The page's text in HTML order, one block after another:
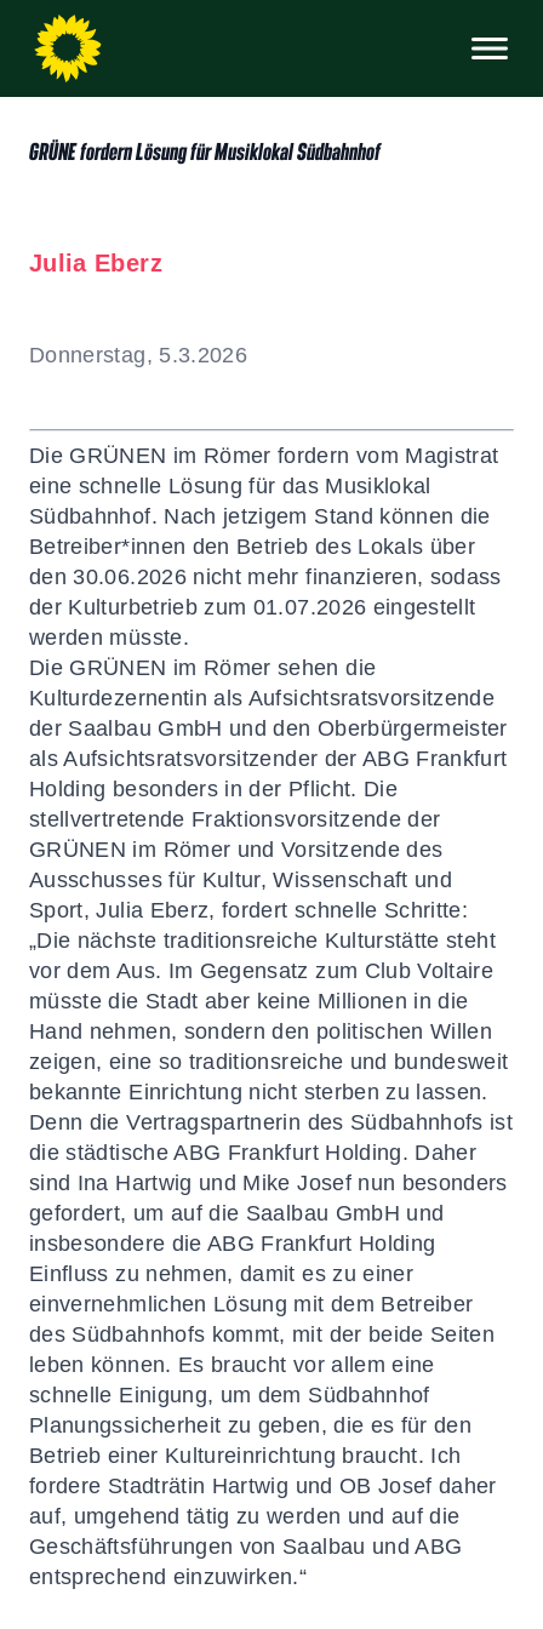
GRÜNE fordern Lösung für Musiklokal Südbahnhof
Julia Eberz
Donnerstag, 5.3.2026
Die GRÜNEN im Römer fordern vom Magistrat
eine schnelle Lösung für das Musiklokal
Südbahnhof. Nach jetzigem Stand können die
Betreiber*innen den Betrieb des Lokals über
den 30.06.2026 nicht mehr finanzieren, sodass
der Kulturbetrieb zum 01.07.2026 eingestellt
werden müsste.
Die GRÜNEN im Römer sehen die
Kulturdezernentin als Aufsichtsratsvorsitzende
der Saalbau GmbH und den Oberbürgermeister
als Aufsichtsratsvorsitzender der ABG Frankfurt
Holding besonders in der Pflicht. Die
stellvertretende Fraktionsvorsitzende der
GRÜNEN im Römer und Vorsitzende des
Ausschusses für Kultur, Wissenschaft und
Sport, Julia Eberz, fordert schnelle Schritte:
„Die nächste traditionsreiche Kulturstätte steht
vor dem Aus. Im Gegensatz zum Club Voltaire
müsste die Stadt aber keine Millionen in die
Hand nehmen, sondern den politischen Willen
zeigen, eine so traditionsreiche und bundesweit
bekannte Einrichtung nicht sterben zu lassen.
Denn die Vertragspartnerin des Südbahnhofs ist
die städtische ABG Frankfurt Holding. Daher
sind Ina Hartwig und Mike Josef nun besonders
gefordert, um auf die Saalbau GmbH und
insbesondere die ABG Frankfurt Holding
Einfluss zu nehmen, damit es zu einer
einvernehmlichen Lösung mit dem Betreiber
des Südbahnhofs kommt, mit der beide Seiten
leben können. Es braucht vor allem eine
schnelle Einigung, um dem Südbahnhof
Planungssicherheit zu geben, die es für den
Betrieb einer Kultureinrichtung braucht. Ich
fordere Stadträtin Hartwig und OB Josef daher
auf, umgehend tätig zu werden und auf die
Geschäftsführungen von Saalbau und ABG
entsprechend einzuwirken.“